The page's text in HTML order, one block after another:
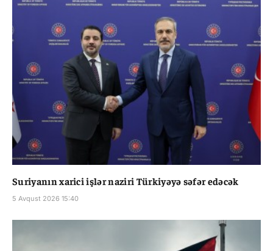
Suriyanın xarici işlər naziri Türkiyəyə səfər edəcək
5 Avqust 2026 15:40